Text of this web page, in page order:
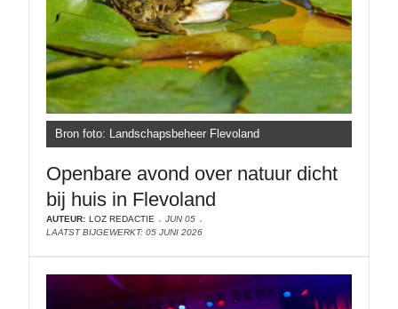
Bron foto: Landschapsbeheer Flevoland
Openbare avond over natuur dicht
bij huis in Flevoland
AUTEUR: LOZ REDACTIE
JUN 05
LAATST BIJGEWERKT: 05 JUNI 2026